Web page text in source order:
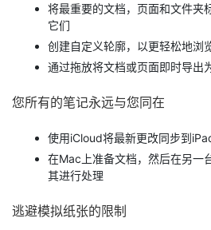
将最重要的文档，页面和文件夹
它们
创建自定义轮廓，以更轻松地浏
通过拖放将文档或页面即时导出
您所有的笔记永远与您同在
使用iCloud将最新更改同步到
在Mac上准备文档，然后在另一
其进行处理
逃避模拟纸张的限制